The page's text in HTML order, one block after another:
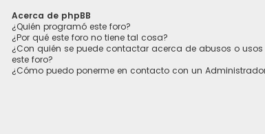
Acerca de phpBB
¿Quién programó este foro?
¿Por qué este foro no tiene tal cosa?
¿Con quién se puede contactar acerca de abusos o
este foro?
¿Cómo puedo ponerme en contacto con un